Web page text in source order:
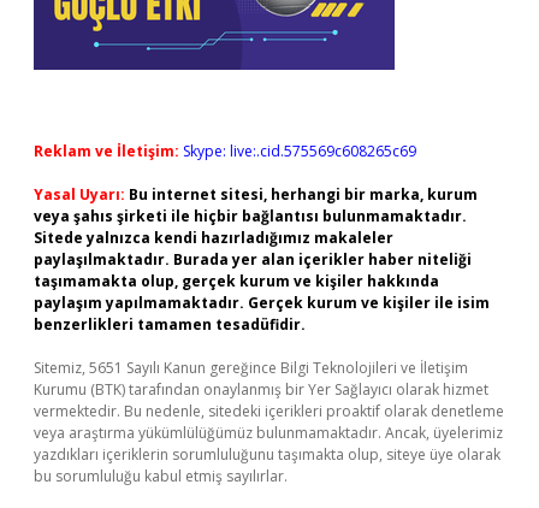
Reklam ve İletişim: Skype: live:.cid.575569c608265c69
Yasal Uyarı: Bu internet sitesi, herhangi bir marka, kurum
veya şahıs şirketi ile hiçbir bağlantısı bulunmamaktadır.
Sitede yalnızca kendi hazırladığımız makaleler
paylaşılmaktadır. Burada yer alan içerikler haber niteliği
taşımamakta olup, gerçek kurum ve kişiler hakkında
paylaşım yapılmamaktadır. Gerçek kurum ve kişiler ile isim
benzerlikleri tamamen tesadüfidir.
Sitemiz, 5651 Sayılı Kanun gereğince Bilgi Teknolojileri ve İletişim
Kurumu (BTK) tarafından onaylanmış bir Yer Sağlayıcı olarak hizmet
vermektedir. Bu nedenle, sitedeki içerikleri proaktif olarak denetleme
veya araştırma yükümlülüğümüz bulunmamaktadır. Ancak, üyelerimiz
yazdıkları içeriklerin sorumluluğunu taşımakta olup, siteye üye olarak
bu sorumluluğu kabul etmiş sayılırlar.